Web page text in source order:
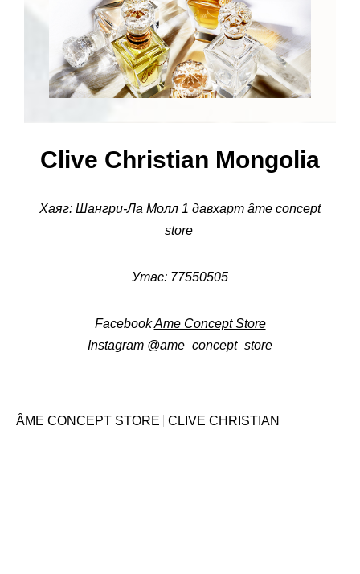
Clive Christian Mongolia
Хаяг: Шангри-Ла Молл 1 давхарт âme concept
store
Утас: 77550505
FacebookAme Concept Store
Instagram @ame_concept_store
ÂME CONCEPT STORE CLIVE CHRISTIAN